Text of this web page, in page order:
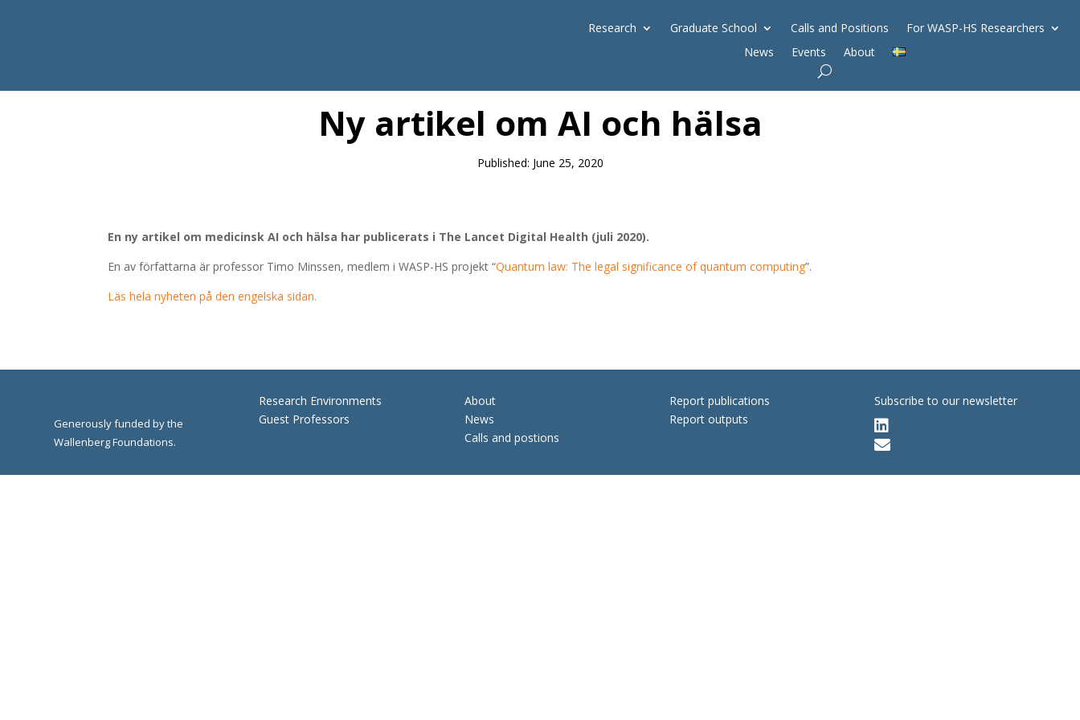
Research Graduate School Calls and Positions
For WASP-HS Researchers
News
Events About
Ny artikel om AI och hälsa
Published: June 25, 2020
En ny artikel om medicinsk AI och hälsa har publicerats i The Lancet Digital Health (juli 2020).
En av författarna är professor Timo Minssen, medlem i WASP-HS projekt “Quantum law: The legal significance of quantum computing”.
Läs hela nyheten på den engelska sidan.
Generously funded by the
Wallenberg Foundations.
Research Environments
Guest Professors
About
News
Calls and postions
Report publications
Report outputs
Subscribe to our newsletter

